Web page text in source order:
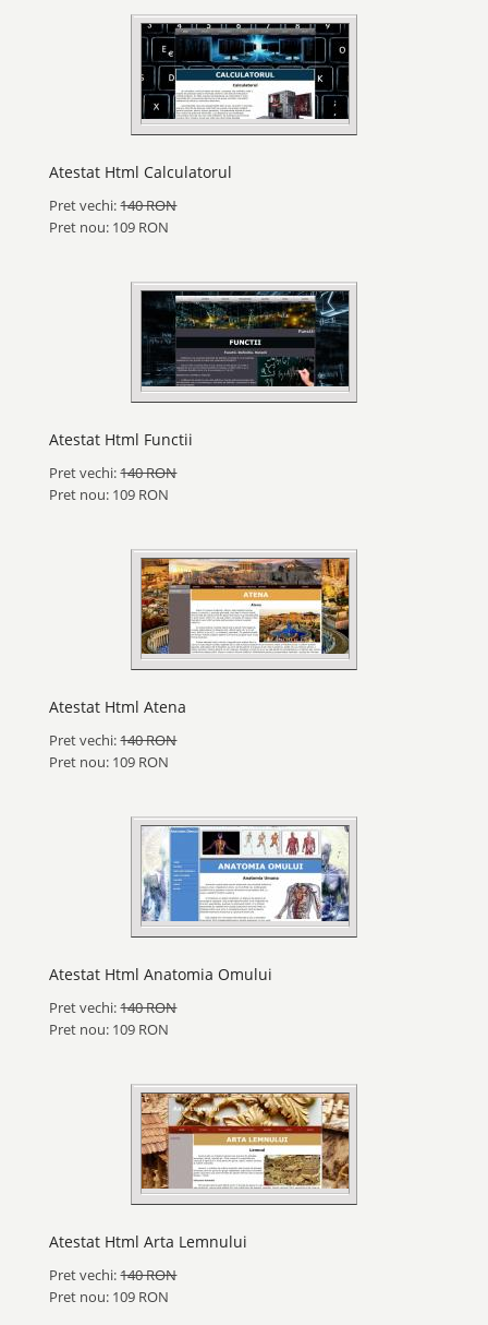
Atestat Html Calculatorul
Pret vechi:140 RON
Pret nou: 109 RON
Atestat Html Functii
Pret vechi:140 RON
Pret nou: 109 RON
Atestat Html Atena
Pret vechi:140 RON
Pret nou: 109 RON
Atestat Html Anatomia Omului
Pret vechi:140 RON
Pret nou: 109 RON
Atestat Html Arta Lemnului
Pret vechi:140 RON
Pret nou: 109 RON